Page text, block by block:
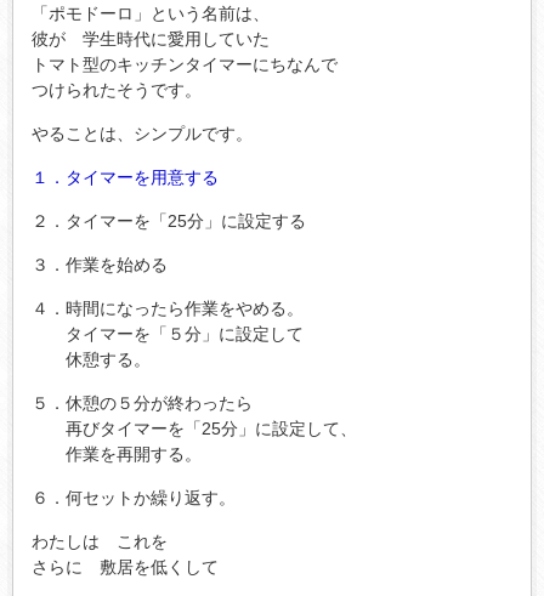
「ポモドーロ」という名前は、
彼が 学生時代に愛用していた
トマト型のキッチンタイマーにちなんで
つけられたそうです。
やることは、シンプルです。
１．タイマーを用意する
２．タイマーを「25分」に設定する
３．作業を始める
４．時間になったら作業をやめる。
タイマーを「５分」に設定して
休憩する。
５．休憩の５分が終わったら
再びタイマーを「25分」に設定して、
作業を再開する。
６．何セットか繰り返す。
わたしは これを
さらに 敷居を低くして